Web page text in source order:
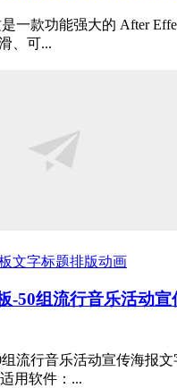
一款功能强大的 After
、可...
文字标题排版动画
-50组流行音乐活动
流行音乐活动宣传海报
用软件：...